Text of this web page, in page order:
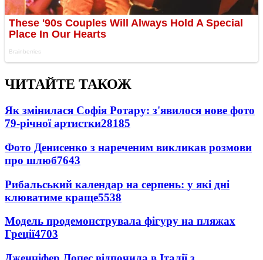
ЧИТАЙТЕ ТАКОЖ
Як змінилася Софія Ротару: з'явилося нове фото
79-річної артистки28185
Фото Денисенко з нареченим викликав розмови
про шлюб7643
Рибальський календар на серпень: у які дні
клюватиме краще5538
Модель продемонструвала фігуру на пляжах
Греції4703